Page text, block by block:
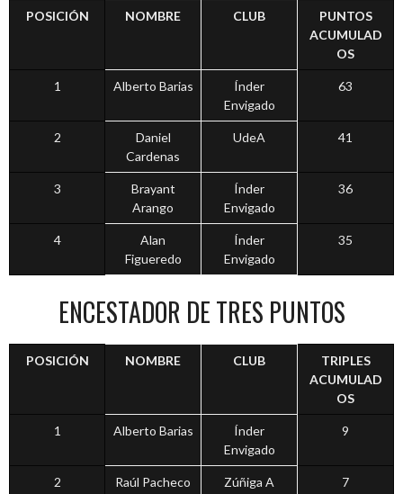
POSICIÓN NOMBRE CLUB
PUNTOS
ACUMULAD
OS
1 Alberto Barias
Índer
Envigado
63
2
Daniel
Cardenas
UdeA 41
3
Brayant
Arango
Índer
Envigado
36
4
Alan
Figueredo
Índer
Envigado
35
ENCESTADOR DE TRES PUNTOS
POSICIÓN NOMBRE CLUB
TRIPLES
ACUMULAD
OS
1 Alberto Barias
Índer
Envigado
9
2 Raúl Pacheco Zúñiga A 7